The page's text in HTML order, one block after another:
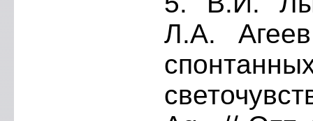
Л.А.